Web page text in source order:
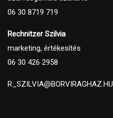
06 30 8719 719
Rechnitzer Szilvia
marketing, értékesítés
06 30 426 2958
R_SZILVIA@BORVIRAGHAZ.HU